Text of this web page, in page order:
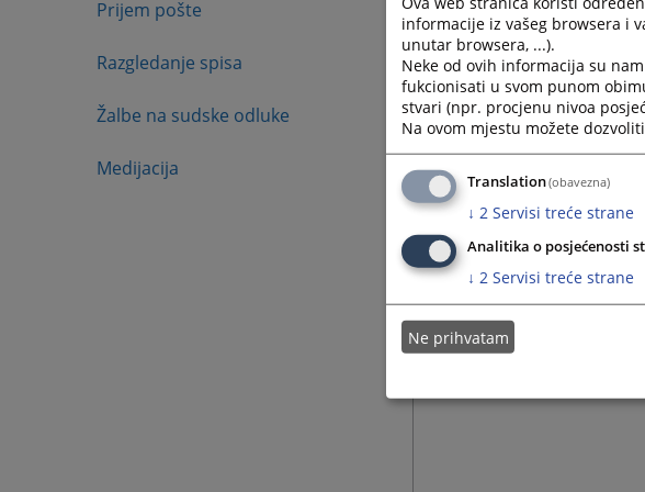
Prijem pošte
Razgledanje spisa
Žalbe na sudske odluke
Medijacija
informacije iz vašeg browsera i
unutar browsera, ...).
Neke od ovih informacija su
fukcionisati u svom punom
stvari (npr. procjenu nivoa
Na ovom mjestu možete
Translation(obavezna)
↓ 2 Servisi treće strane
Analitika o posjećenosti
↓ 2 Servisi treće strane
Ne prihvatam